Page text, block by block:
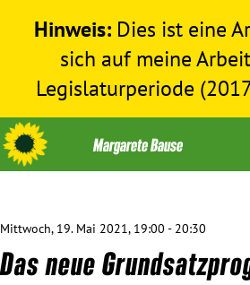
Hinweis: Dies ist eine
sich auf meine
Legislaturperiode
Mittwoch, 19. Mai 2021, 19:00 - 20:30
Das neue